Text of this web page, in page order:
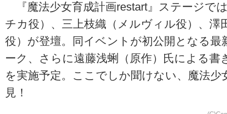
『魔法少女育成計画restart』ステージで
チカ役）、三上枝織（メルヴィル役）、澤
役）が登壇。同イベントが初公開となる最
ーク、さらに遠藤浅蜊（原作）氏による書
を実施予定。ここでしか聞けない、魔法
見！